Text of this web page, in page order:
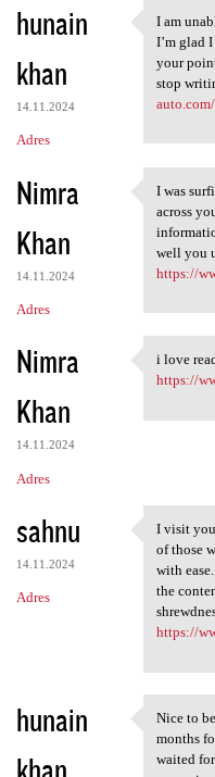
hunain
khan
14.11.2024
Adres
I am
I am
I’m glad
your
stop
auto.com/
Nimra
Khan
14.11.2024
Adres
I was
I was
across
well you
https://
Nimra
Khan
14.11.2024
Adres
i love
i love
https://
sahnu
14.11.2024
Adres
I visit
I visit
of those
with
the
https://
hunain
Nice to
Nice to
months
waited